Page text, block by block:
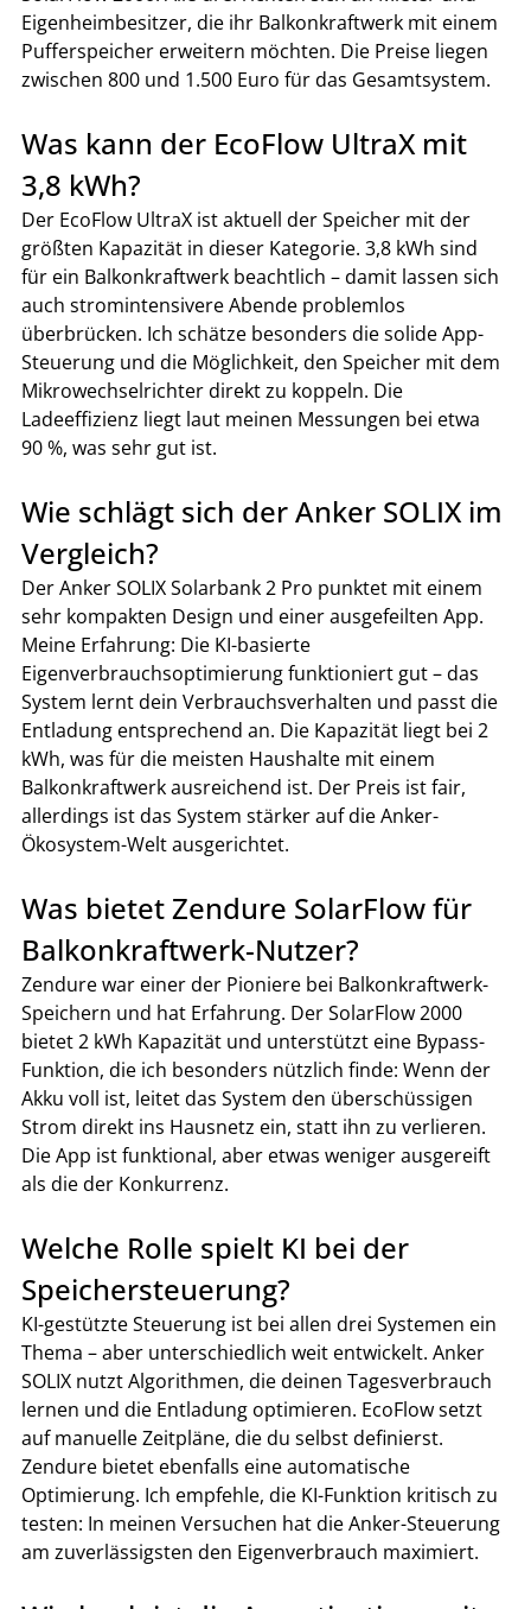
Eigenheimbesitzer, die ihr Balkonkraftwerk mit einem
Pufferspeicher erweitern möchten. Die Preise liegen
zwischen 800 und 1.500 Euro für das Gesamtsystem.
Was kann der EcoFlow UltraX mit
3,8 kWh?
Der EcoFlow UltraX ist aktuell der Speicher mit der
größten Kapazität in dieser Kategorie. 3,8 kWh sind
für ein Balkonkraftwerk beachtlich – damit lassen sich
auch stromintensivere Abende problemlos
überbrücken. Ich schätze besonders die solide App-
Steuerung und die Möglichkeit, den Speicher mit dem
Mikrowechselrichter direkt zu koppeln. Die
Ladeeffizienz liegt laut meinen Messungen bei etwa
90 %, was sehr gut ist.
Wie schlägt sich der Anker SOLIX im
Vergleich?
Der Anker SOLIX Solarbank 2 Pro punktet mit einem
sehr kompakten Design und einer ausgefeilten App.
Meine Erfahrung: Die KI-basierte
Eigenverbrauchsoptimierung funktioniert gut – das
System lernt dein Verbrauchsverhalten und passt die
Entladung entsprechend an. Die Kapazität liegt bei 2
kWh, was für die meisten Haushalte mit einem
Balkonkraftwerk ausreichend ist. Der Preis ist fair,
allerdings ist das System stärker auf die Anker-
Ökosystem-Welt ausgerichtet.
Was bietet Zendure SolarFlow für
Balkonkraftwerk-Nutzer?
Zendure war einer der Pioniere bei Balkonkraftwerk-
Speichern und hat Erfahrung. Der SolarFlow 2000
bietet 2 kWh Kapazität und unterstützt eine Bypass-
Funktion, die ich besonders nützlich finde: Wenn der
Akku voll ist, leitet das System den überschüssigen
Strom direkt ins Hausnetz ein, statt ihn zu verlieren.
Die App ist funktional, aber etwas weniger ausgereift
als die der Konkurrenz.
Welche Rolle spielt KI bei der
Speichersteuerung?
KI-gestützte Steuerung ist bei allen drei Systemen ein
Thema – aber unterschiedlich weit entwickelt. Anker
SOLIX nutzt Algorithmen, die deinen Tagesverbrauch
lernen und die Entladung optimieren. EcoFlow setzt
auf manuelle Zeitpläne, die du selbst definierst.
Zendure bietet ebenfalls eine automatische
Optimierung. Ich empfehle, die KI-Funktion kritisch zu
testen: In meinen Versuchen hat die Anker-Steuerung
am zuverlässigsten den Eigenverbrauch maximiert.